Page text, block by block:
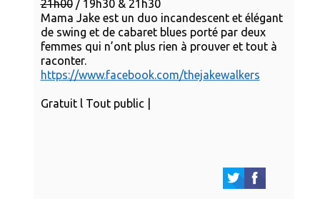
21h00/ 19h30 & 21h30
Mama Jake est un duo incandescent et élégant
de swing et de cabaret blues porté par deux
femmes qui n’ont plus rien à prouver et tout à
raconter.
https://www.facebook.com/thejakewalkers
Gratuit l Tout public |